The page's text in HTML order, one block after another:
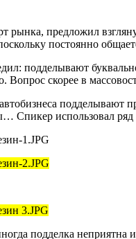
рынка, предложил
постоянно
подделывают
Вопрос скорее в
подделывают
Спикер использовал ряд
подделка неприятна